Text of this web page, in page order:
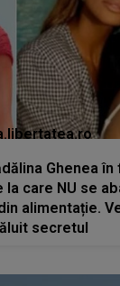
Ghenea în
la care NU se
alimentație.
secretul